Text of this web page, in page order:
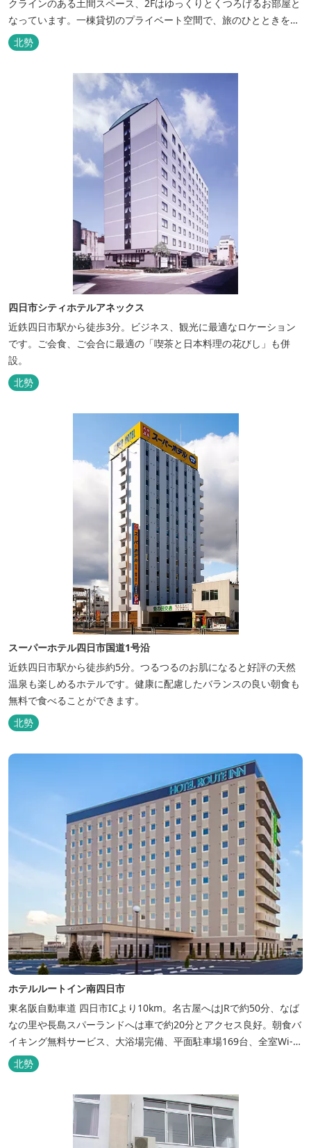
クラインのある土間スペース、2Fはゆっくりとくつろげるお部屋と
なっています。一棟貸切のプライベート空間で、旅のひとときを過
ごしてみては。
北勢
四日市シティホテルアネックス
近鉄四日市駅から徒歩3分。ビジネス、観光に最適なロケーション
です。ご会食、ご会合に最適の「喫茶と日本料理の花びし」も併
設。
北勢
スーパーホテル四日市国道1号沿
近鉄四日市駅から徒歩約5分。つるつるのお肌になると好評の天然
温泉も楽しめるホテルです。健康に配慮したバランスの良い朝食も
無料で食べることができます。
北勢
ホテルルートイン南四日市
東名阪自動車道 四日市ICより10km。名古屋へはJRで約50分、なば
なの里や長島スパーランドへは車で約20分とアクセス良好。朝食バ
イキング無料サービス、大浴場完備、平面駐車場169台、全室Wi-Fi
完備。ビジネスにも観光にもご利用頂ける快適なホテルライフをご
提供します。
北勢